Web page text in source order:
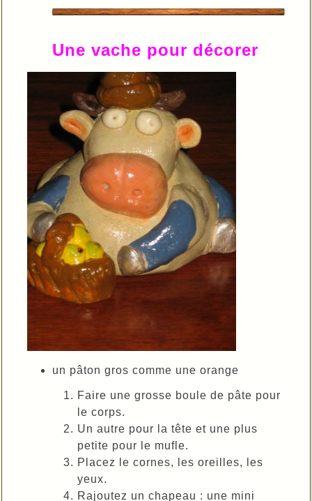
Une vache pour décorer
un pâton gros comme une orange
Faire une grosse boule de pâte pour
le corps.
Un autre pour la tête et une plus
petite pour le mufle.
Placez le cornes, les oreilles, les
yeux.
Rajoutez un chapeau : une mini